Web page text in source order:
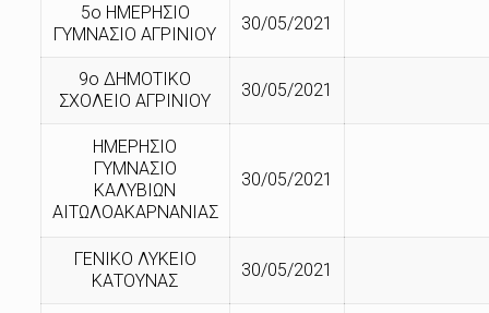
5ο ΗΜΕΡΗΣΙΟ
ΓΥΜΝΑΣΙΟ ΑΓΡΙΝΙΟΥ
30/05/2021
9ο ΔΗΜΟΤΙΚΟ
ΣΧΟΛΕΙΟ ΑΓΡΙΝΙΟΥ
30/05/2021
ΗΜΕΡΗΣΙΟ
ΓΥΜΝΑΣΙΟ
ΚΑΛΥΒΙΩΝ
ΑΙΤΩΛΟΑΚΑΡΝΑΝΙΑΣ
30/05/2021
ΓΕΝΙΚΟ ΛΥΚΕΙΟ
ΚΑΤΟΥΝΑΣ
30/05/2021